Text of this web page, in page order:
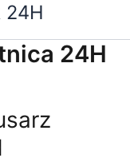
24H
24H